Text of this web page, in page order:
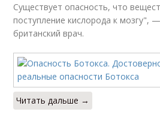
Существует опасность, что
поступление кислорода к мозгу",
британский врач.
Читать дальше →